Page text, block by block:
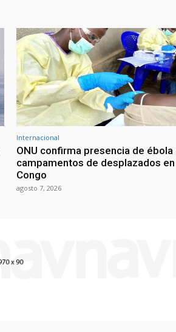
Internacional
ONU confirma presencia de ébola
campamentos de desplazados
Congo
agosto 7, 2026